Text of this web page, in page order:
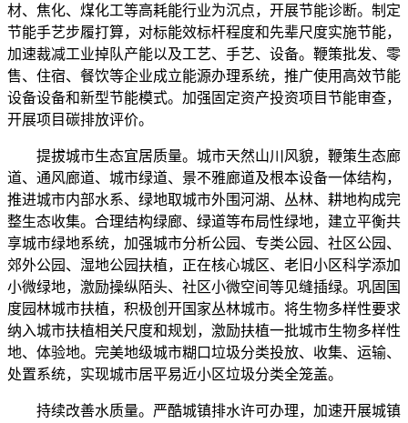
材、焦化、煤化工等高耗能行业为沉点，开展节能诊断。制定
节能手艺步履打算，对标能效标杆程度和先辈尺度实施节能，
加速裁减工业掉队产能以及工艺、手艺、设备。鞭策批发、零
售、住宿、餐饮等企业成立能源办理系统，推广使用高效节能
设备设备和新型节能模式。加强固定资产投资项目节能审查，
开展项目碳排放评价。
提拔城市生态宜居质量。城市天然山川风貌，鞭策生态廊
道、通风廊道、城市绿道、景不雅廊道及根本设备一体结构，
推进城市内部水系、绿地取城市外围河湖、丛林、耕地构成完
整生态收集。合理结构绿廊、绿道等布局性绿地，建立平衡共
享城市绿地系统，加强城市分析公园、专类公园、社区公园、
郊外公园、湿地公园扶植，正在核心城区、老旧小区科学添加
小微绿地，激励操纵陌头、社区小微空间等见缝插绿。巩固国
度园林城市扶植，积极创开国家丛林城市。将生物多样性要求
纳入城市扶植相关尺度和规划，激励扶植一批城市生物多样性
地、体验地。完美地级城市糊口垃圾分类投放、收集、运输、
处置系统，实现城市居平易近小区垃圾分类全笼盖。
持续改善水质量。严酷城镇排水许可办理，加速开展城镇